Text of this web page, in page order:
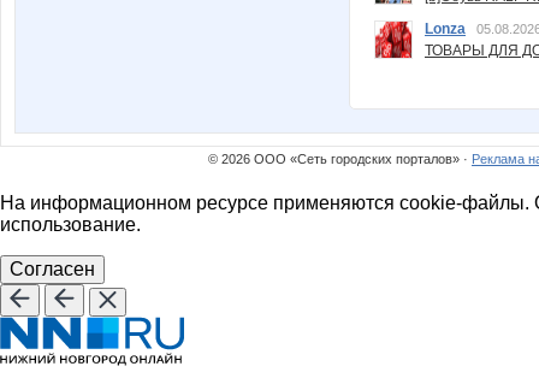
Lonza
ТОВАРЫ ДЛЯ
© 2026 ООО «Сеть городских порталов» · Реклама
На информационном ресурсе применяются cookie-файлы.
использование.
Согласен